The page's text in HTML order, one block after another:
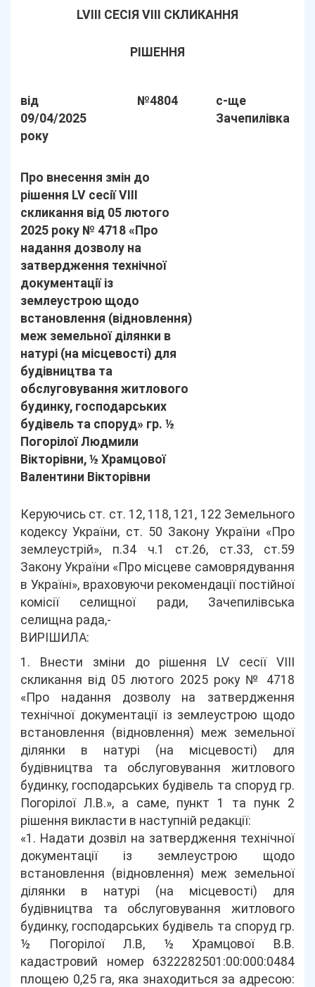
LVІІІ СЕСІЯ VIII СКЛИКАННЯ
РІШЕННЯ
від
09/04/2025
року
№4804
с-ще
Зачепилівка
Про внесення змін до
рішення LV сесії VІІІ
скликання від 05 лютого
2025 року № 4718 «Про
надання дозволу на
затвердження технічної
документації із
землеустрою щодо
встановлення (відновлення)
меж земельної ділянки в
натурі (на місцевості) для
будівництва та
обслуговування житлового
будинку, господарських
будівель та споруд» гр. ½
Погорілої Людмили
Вікторівни, ½ Храмцової
Валентини Вікторівни
Керуючись ст. ст. 12, 118, 121, 122 Земельного
кодексу України, ст. 50 Закону України «Про
землеустрій», п.34 ч.1 ст.26, ст.33, ст.59
Закону України «Про місцеве самоврядування
в Україні», враховуючи рекомендації постійної
комісії селищної ради, Зачепилівська
селищна рада,-
ВИРІШИЛА:
1. Внести зміни до рішення LV сесії VІІІ
скликання від 05 лютого 2025 року № 4718
«Про надання дозволу на затвердження
технічної документації із землеустрою щодо
встановлення (відновлення) меж земельної
ділянки в натурі (на місцевості) для
будівництва та обслуговування житлового
будинку, господарських будівель та споруд гр.
Погорілої Л.В.», а саме, пункт 1 та пунк 2
рішення викласти в наступній редакції:
«1. Надати дозвіл на затвердження технічної
документації із землеустрою щодо
встановлення (відновлення) меж земельної
ділянки в натурі (на місцевості) для
будівництва та обслуговування житлового
будинку, господарських будівель та споруд гр.
½ Погорілої Л.В, ½ Храмцової В.В.
кадастровий номер 6322282501:00:000:0484
площею 0,25 га, яка знаходиться за адресою: